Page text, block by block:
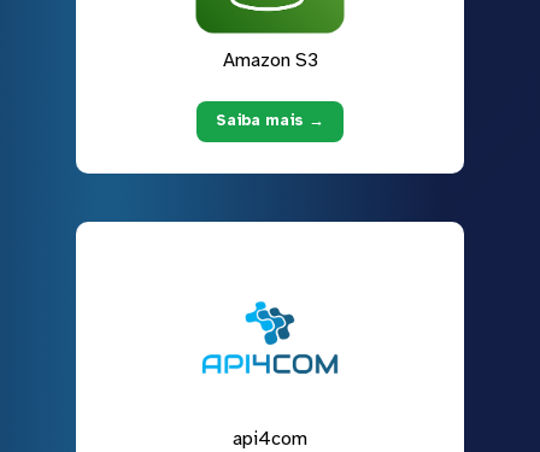
Amazon S3
Saiba mais →
api4com